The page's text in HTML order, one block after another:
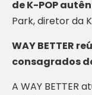
de K-POP
Park, diretor da
WAY BETTER
consagrados
A WAY BETTER